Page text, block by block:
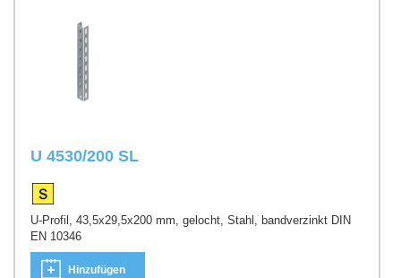
U 4530/200 SL
U-Profil, 43,5x29,5x200 mm, gelocht, Stahl, bandverzinkt DIN
EN 10346
Hinzufügen